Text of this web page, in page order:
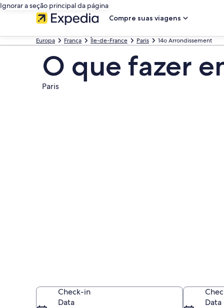
Ignorar a seção principal da página
Compre suas viagens
Europa França Île-de-France Paris 14o Arrondissement
O que fazer
Paris
Check-in
Data
Data